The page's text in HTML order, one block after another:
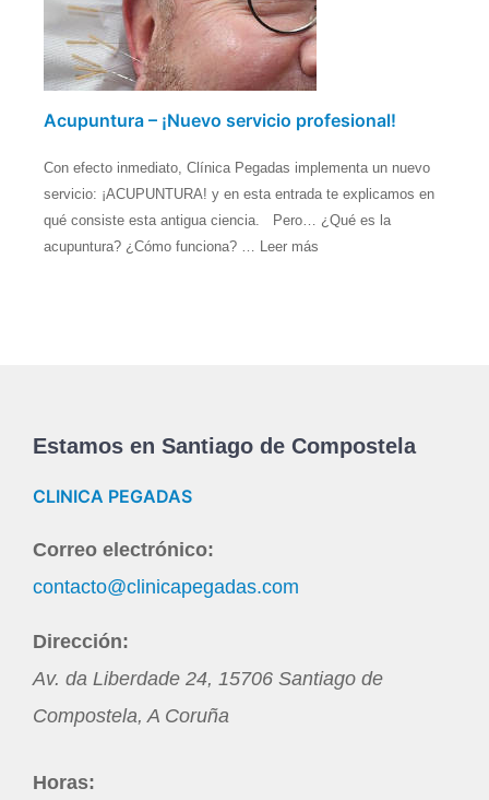
Acupuntura – ¡Nuevo servicio profesional!
Con efecto inmediato, Clínica Pegadas implementa un nuevo
servicio: ¡ACUPUNTURA! y en esta entrada te explicamos en
qué consiste esta antigua ciencia. Pero… ¿Qué es la
acupuntura? ¿Cómo funciona? … Leer más
Estamos en Santiago de Compostela
CLINICA PEGADAS
Correo electrónico:
contacto@clinicapegadas.com
Dirección:
Av. da Liberdade 24, 15706 Santiago de
Compostela,A Coruña
Horas: